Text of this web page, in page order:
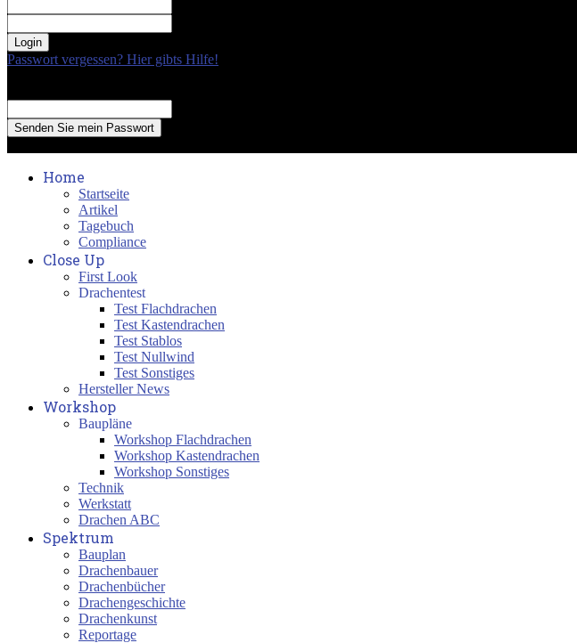
Passwort vergessen? Hier gibts Hilfe!
Home
Startseite
Artikel
Tagebuch
Compliance
Close Up
First Look
Drachentest
Test Flachdrachen
Test Kastendrachen
Test Stablos
Test Nullwind
Test Sonstiges
Hersteller News
Workshop
Baupläne
Workshop Flachdrachen
Workshop Kastendrachen
Workshop Sonstiges
Technik
Werkstatt
Drachen ABC
Spektrum
Bauplan
Drachenbauer
Drachenbücher
Drachengeschichte
Drachenkunst
Reportage